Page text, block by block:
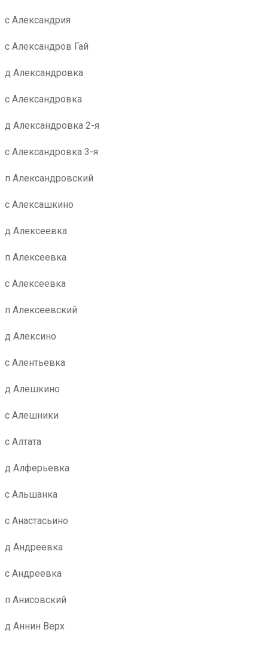
с Александрия
с Александров Гай
д Александровка
с Александровка
д Александровка 2-я
с Александровка 3-я
п Александровский
с Алексашкино
д Алексеевка
п Алексеевка
с Алексеевка
п Алексеевский
д Алексино
с Алентьевка
д Алешкино
с Алешники
с Алтата
д Алферьевка
с Альшанка
с Анастасьино
д Андреевка
с Андреевка
п Анисовский
д Аннин Верх